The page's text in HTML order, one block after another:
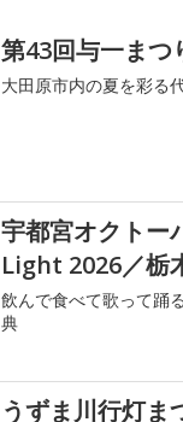
第43回与一まつ
大田原市内の夏を彩る
宇都宮オクトー
Light 2026／栃
飲んで食べて歌って踊
典
うずま川行灯ま